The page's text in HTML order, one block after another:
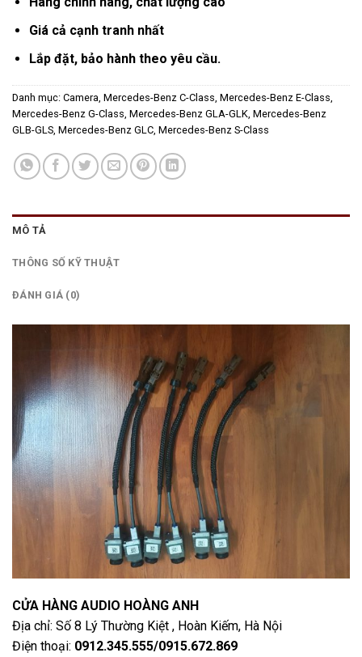
Giá cả cạnh tranh nhất
Lắp đặt, bảo hành theo yêu cầu.
Danh mục: Camera, Mercedes-Benz C-Class, Mercedes-Benz E-Class,
Mercedes-Benz G-Class, Mercedes-Benz GLA-GLK, Mercedes-Benz
GLB-GLS, Mercedes-Benz GLC, Mercedes-Benz S-Class
MÔ TẢ
THÔNG SỐ KỸ THUẬT
ĐÁNH GIÁ (0)
CỬA HÀNG AUDIO HOÀNG ANH
Địa chỉ: Số 8 Lý Thường Kiệt , Hoàn Kiếm, Hà Nội
Điện thoại: 0912.345.555/0915.672.869